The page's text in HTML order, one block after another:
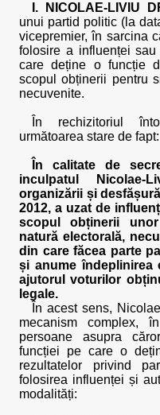
I. NICOLAE-LIVIU
unui partid politic (la
vicepremier, în sarcina
folosire a influenței
care deține o funcție
scopul obținerii pentru
necuvenite.
În rechizitoriul
următoarea stare de fapt:
În calitate de
inculpatul
organizării și
2012, a uzat de
scopul obținerii
natură electorală,
din care făcea parte
și anume îndeplinirea
ajutorul voturilor
legale.
În acest sens,
mecanism complex,
persoane asupra
funcției pe care o
rezultatelor privind
folosirea influenței și
modalități: